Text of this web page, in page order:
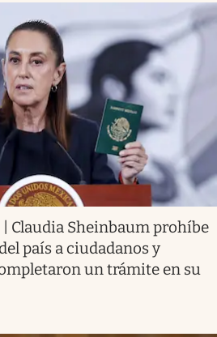
Claudia Sheinbaum prohíbe
país a ciudadanos y
un trámite en su